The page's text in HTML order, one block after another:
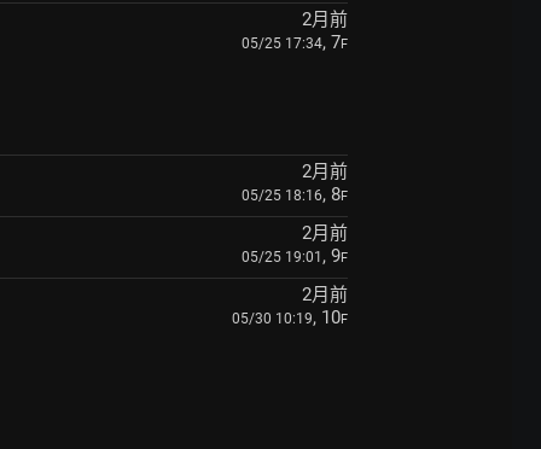
2月前
05/25 17:34, 7F
2月前
05/25 18:16, 8F
2月前
05/25 19:01 , 9F
2月前
05/30 10:19, 10F